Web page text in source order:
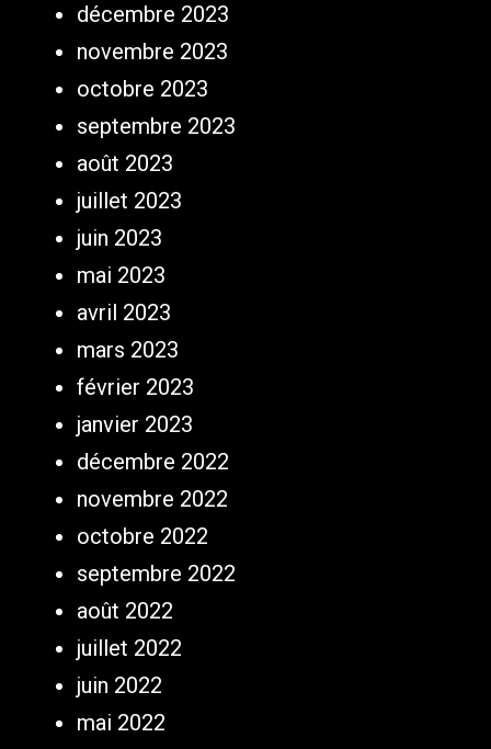
décembre 2023
novembre 2023
octobre 2023
septembre 2023
août 2023
juillet 2023
juin 2023
mai 2023
avril 2023
mars 2023
février 2023
janvier 2023
décembre 2022
novembre 2022
octobre 2022
septembre 2022
août 2022
juillet 2022
juin 2022
mai 2022